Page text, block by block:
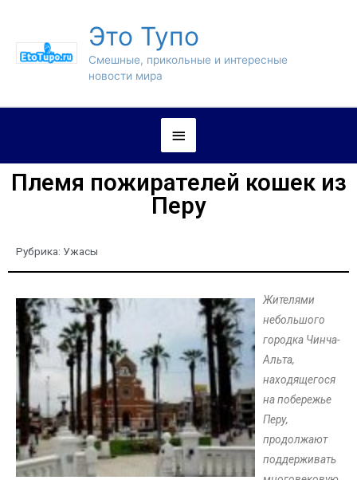
Это Тупо
Смешные, прикольные и интересные
новости мира
Племя пожирателей кошек из
Перу
Рубрика: Ужасы
Жителями
небольшого
городка Чинча-
Альта,
находящегося
на побережье
Перу,
продолжают
поддерживать